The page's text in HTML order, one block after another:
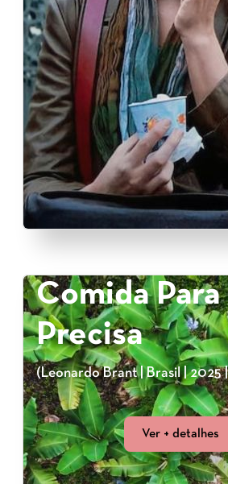
Comida
Precisa
(Leonardo Brant | Brasil | 2025 |
Ver + detalhes